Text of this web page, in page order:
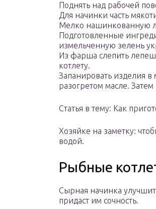
Поднять над рабочей
Для начинки часть
Мелко нашинкованную
Подготовленные
измельченную зелень
Из фарша слепить
котлету.
Запанировать изделия
разогретом масле.
Статья в тему: Как
Хозяйке на заметку:
водой.
Рыбные
Сырная начинка
придаст им сочность.